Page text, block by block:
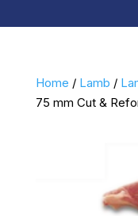
Home / Lamb /
75 mm Cut &